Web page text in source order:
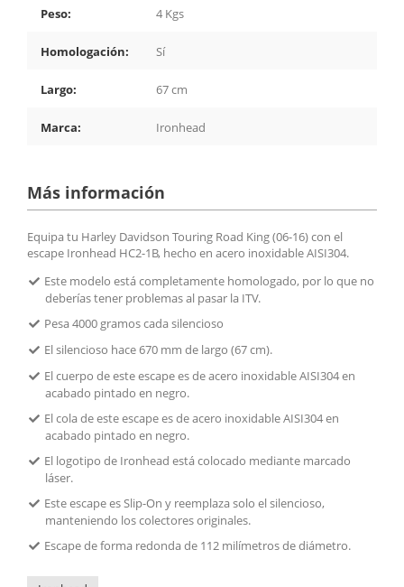
Peso: 4 Kgs
Homologación: Sí
Largo: 67 cm
Marca: Ironhead
Más información
Equipa tu Harley Davidson Touring Road King (06-16) con el
escape Ironhead HC2-1B, hecho en acero inoxidable AISI304.
Este modelo está completamente homologado, por lo que no
deberías tener problemas al pasar la ITV.
Pesa 4000 gramos cada silencioso
El silencioso hace 670 mm de largo (67 cm).
El cuerpo de este escape es de acero inoxidable AISI304 en
acabado pintado en negro.
El cola de este escape es de acero inoxidable AISI304 en
acabado pintado en negro.
El logotipo de Ironhead está colocado mediante marcado
láser.
Este escape es Slip-On y reemplaza solo el silencioso,
manteniendo los colectores originales.
Escape de forma redonda de 112 milímetros de diámetro.